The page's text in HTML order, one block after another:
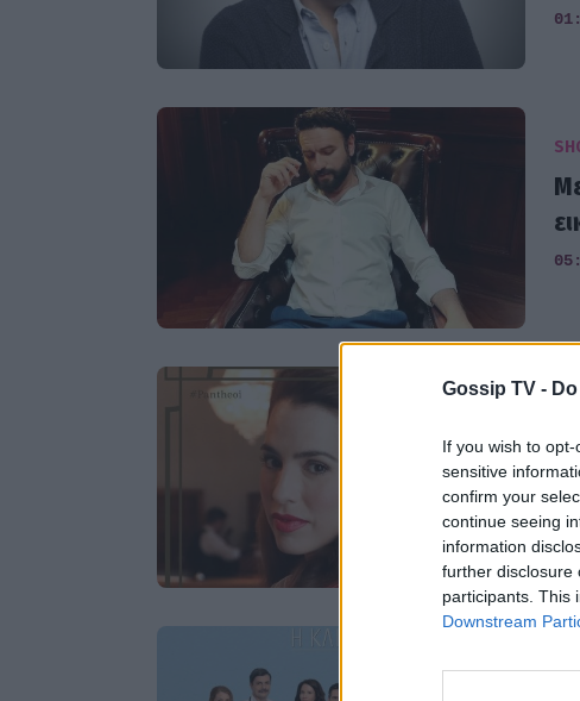
Gossip TV -
If you wish to
sensitive
confirm your
continue seeing
information
further disclosure
participants. This
Downstream